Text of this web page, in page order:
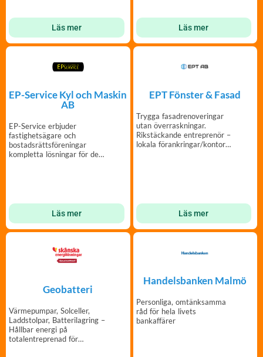
Läs mer Läs mer
EP-Service Kyl och Maskin
AB
EP-Service erbjuder
fastighetsägare och
bostadsrättsföreningar
kompletta lösningar för den
Läs mer
EPT Fönster & Fasad
Trygga fasadrenoveringar
utan överraskningar.
Rikstäckande entreprenör –
lokala förankringar/kontor
Läs mer
Geobatteri
Värmepumpar, Solceller,
Laddstolpar, Batterilagring –
Hållbar energi på
totalentreprenad för
Handelsbanken Malmö
Personliga, omtänksamma
råd för hela livets
bankaffärer